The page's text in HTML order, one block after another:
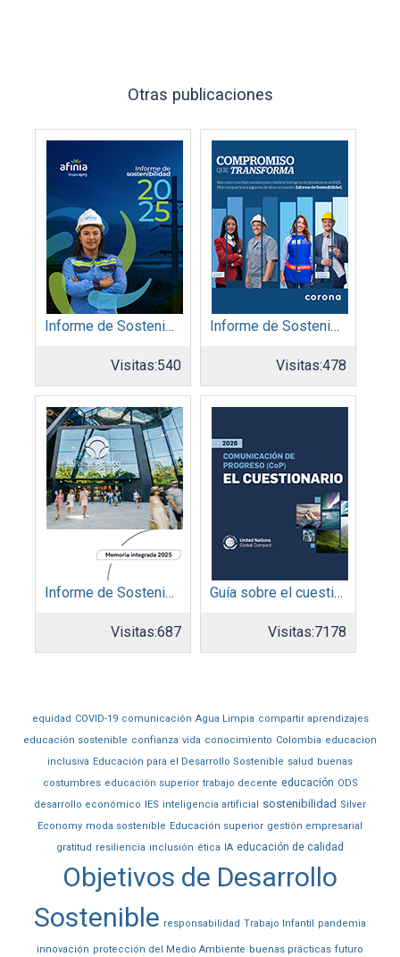
Otras publicaciones
Informe de Sostenibilidad 2025: Afinia filial del Grupo EPM
Visitas:540
Informe de Sostenibilidad 2025: Organización Corona
Visitas:478
Informe de Sostenibilidad 2025: Parque Arauco
Visitas:687
Guía sobre el cuestionario: Comunicación de Progreso
Visitas:7178
equidad COVID-19 comunicación Agua Limpia compartir aprendizajes
educación sostenible confianza vida conocimiento Colombia educacion
inclusiva Educación para el Desarrollo Sostenible salud
buenas
costumbres educación superior trabajo decente educación ODS
desarrollo económico
IES inteligencia artificial sostenibilidad Silver
Economy moda sostenible Educación superior gestión empresarial
gratitud resiliencia inclusión ética IA educación de calidad
Objetivos de Desarrollo
Sostenible responsabilidad Trabajo Infantil pandemia
innovación protección del Medio Ambiente buenas prácticas futuro